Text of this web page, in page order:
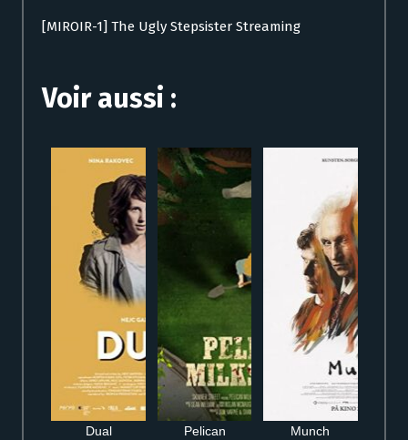
[MIROIR-1] The Ugly Stepsister Streaming
Voir aussi :
Dual
Pelican
Munch